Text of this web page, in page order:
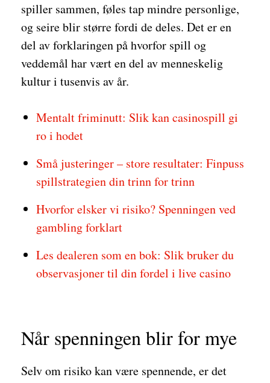
spiller sammen, føles tap mindre personlige,
og seire blir større fordi de deles. Det er en
del av forklaringen på hvorfor spill og
veddemål har vært en del av menneskelig
kultur i tusenvis av år.
Mentalt friminutt: Slik kan casinospill gi
ro i hodet
Små justeringer – store resultater: Finpuss
spillstrategien din trinn for trinn
Hvorfor elsker vi risiko? Spenningen ved
gambling forklart
Les dealeren som en bok: Slik bruker du
observasjoner til din fordel i live casino
Når spenningen blir for mye
Selv om risiko kan være spennende, er det